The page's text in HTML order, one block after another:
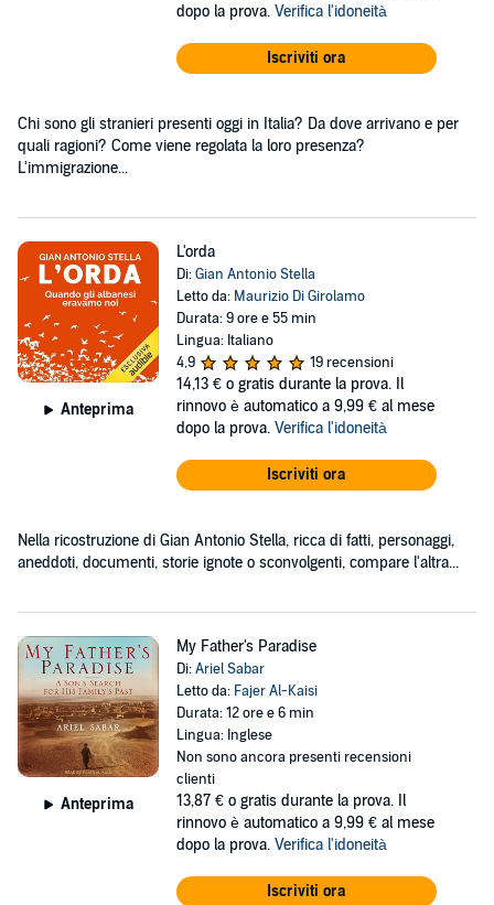
dopo la prova. Verifica l'idoneità
Iscriviti ora
Chi sono gli stranieri presenti oggi in Italia? Da dove arrivano e per
quali ragioni? Come viene regolata la loro presenza?
L'immigrazione...
Anteprima
L'orda
Di:Gian Antonio Stella
Letto da: Maurizio Di Girolamo
Durata: 9 ore e 55 min
Lingua: Italiano
4,9
19 recensioni
14,13 € o gratis durante la prova. Il
rinnovo è automatico a 9,99 € al mese
dopo la prova. Verifica l'idoneità
Iscriviti ora
Nella ricostruzione di Gian Antonio Stella, ricca di fatti, personaggi,
aneddoti, documenti, storie ignote o sconvolgenti, compare l'altra...
Anteprima
My Father's Paradise
Di:Ariel Sabar
Letto da: Fajer Al-Kaisi
Durata: 12 ore e 6 min
Lingua: Inglese
Non sono ancora presenti recensioni
clienti
13,87 € o gratis durante la prova. Il
rinnovo è automatico a 9,99 € al mese
dopo la prova. Verifica l'idoneità
Iscriviti ora